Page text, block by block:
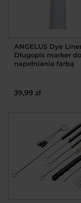
ANGELUS Dye
Długopis marker do
napełniania farbą
39,99 zł